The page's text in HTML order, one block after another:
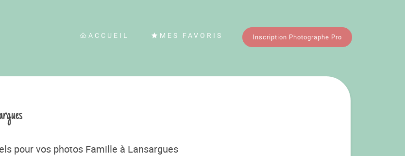
ACCUEIL MES FAVORIS Inscription Photographe Pro
pour vos photos Famille à Lansargues